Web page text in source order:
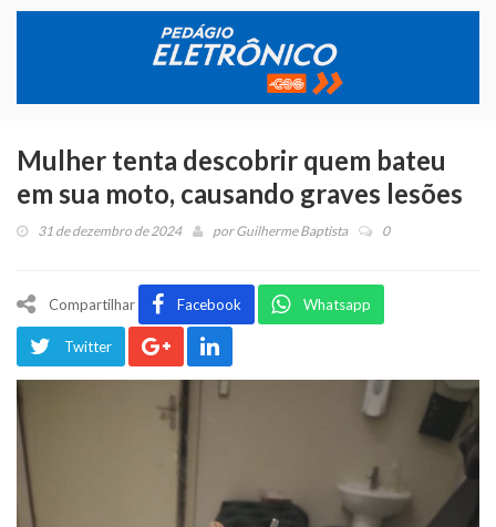
Mulher tenta descobrir quem bateu
em sua moto, causando graves lesões
31 de dezembro de 2024 porGuilherme Baptista 0
Compartilhar Facebook Whatsapp
Twitter